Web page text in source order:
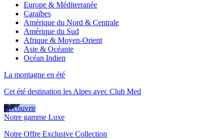
Europe & Méditerranée
Caraïbes
Amérique du Nord & Centrale
Amérique du Sud
Afrique & Moyen-Orient
Asie & Océanie
Océan Indien
La montagne en été
Cet été destination les Alpes avec Club Med
Découvrir
Notre gamme Luxe
Notre Offre Exclusive Collection